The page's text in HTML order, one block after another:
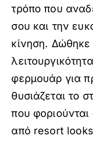
τρόπο που
σου και την
κίνηση. Δώθηκε
φερμουάρ για
θυσιάζεται το
που φοριούνται
από resort looks